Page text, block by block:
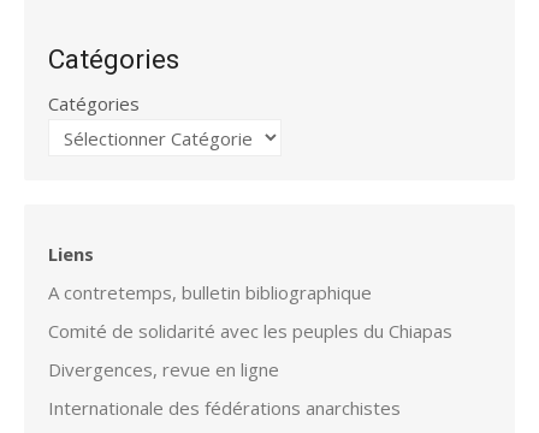
Catégories
Catégories
Liens
A contretemps, bulletin bibliographique
Comité de solidarité avec les peuples du Chiapas
Divergences, revue en ligne
Internationale des fédérations anarchistes